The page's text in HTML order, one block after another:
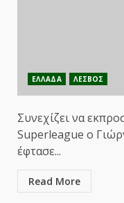
ΕΛΛΑΔΑ ΛΕΣΒΟΣ
Συνεχίζει να
Superleague ο
έφτασε...
Read More